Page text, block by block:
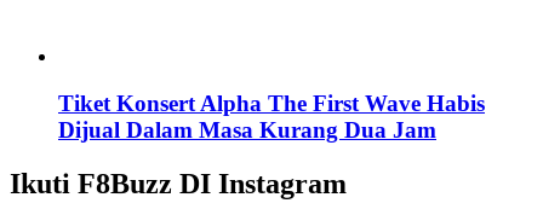
Tiket Konsert Alpha The First Wave Habis
Dijual Dalam Masa Kurang Dua Jam
Ikuti F8Buzz DI Instagram